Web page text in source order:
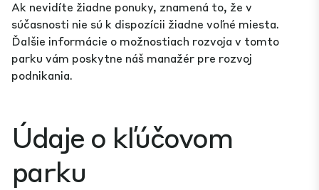
Ak nevidíte žiadne ponuky, znamená to, že v
súčasnosti nie sú k dispozícii žiadne voľné miesta.
Ďalšie informácie o možnostiach rozvoja v tomto
parku vám poskytne náš manažér pre rozvoj
podnikania.
Údaje o kľúčovom
parku